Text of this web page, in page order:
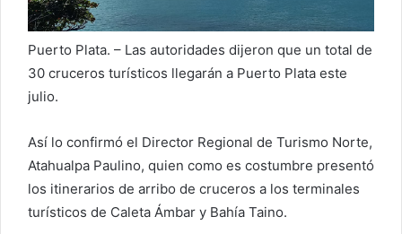
c
t
r
Puerto Plata. – Las autoridades dijeron que un total de
30 cruceros turísticos llegarán a Puerto Plata este
julio.
Así lo confirmó el Director Regional de Turismo Norte,
Atahualpa Paulino, quien como es costumbre presentó
los itinerarios de arribo de cruceros a los terminales
turísticos de Caleta Ámbar y Bahía Taino.